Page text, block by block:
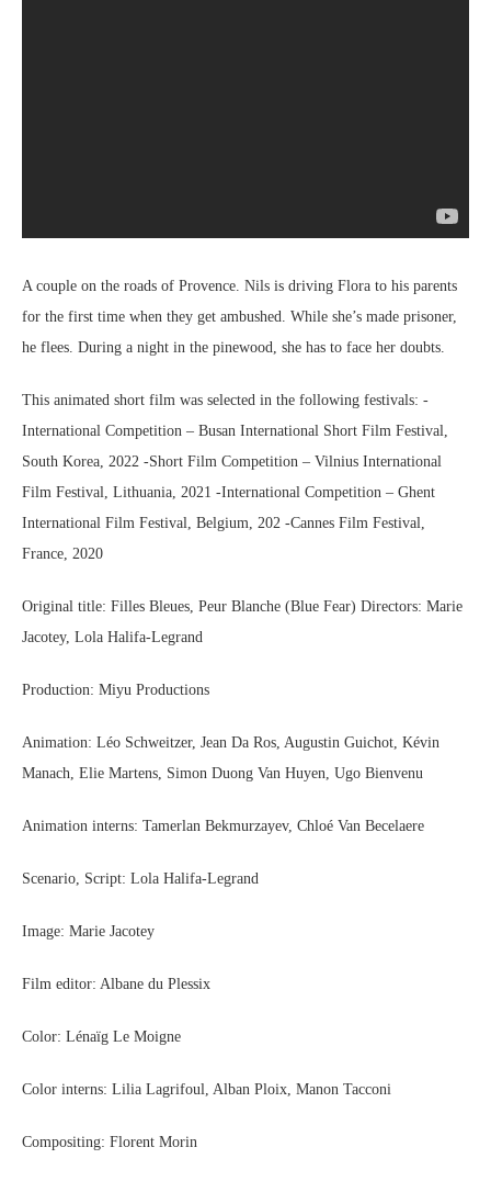
A couple on the roads of Provence. Nils is driving Flora to his parents
for the first time when they get ambushed. While she’s made prisoner,
he flees. During a night in the pinewood, she has to face her doubts.
This animated short film was selected in the following festivals: -
International Competition – Busan International Short Film Festival,
South Korea, 2022 -Short Film Competition – Vilnius International
Film Festival, Lithuania, 2021 -International Competition – Ghent
International Film Festival, Belgium, 202 -Cannes Film Festival,
France, 2020
Original title: Filles Bleues, Peur Blanche (Blue Fear) Directors: Marie
Jacotey, Lola Halifa-Legrand
Production: Miyu Productions
Animation: Léo Schweitzer, Jean Da Ros, Augustin Guichot, Kévin
Manach, Elie Martens, Simon Duong Van Huyen, Ugo Bienvenu
Animation interns: Tamerlan Bekmurzayev, Chloé Van Becelaere
Scenario, Script: Lola Halifa-Legrand
Image: Marie Jacotey
Film editor: Albane du Plessix
Color: Lénaïg Le Moigne
Color interns: Lilia Lagrifoul, Alban Ploix, Manon Tacconi
Compositing: Florent Morin